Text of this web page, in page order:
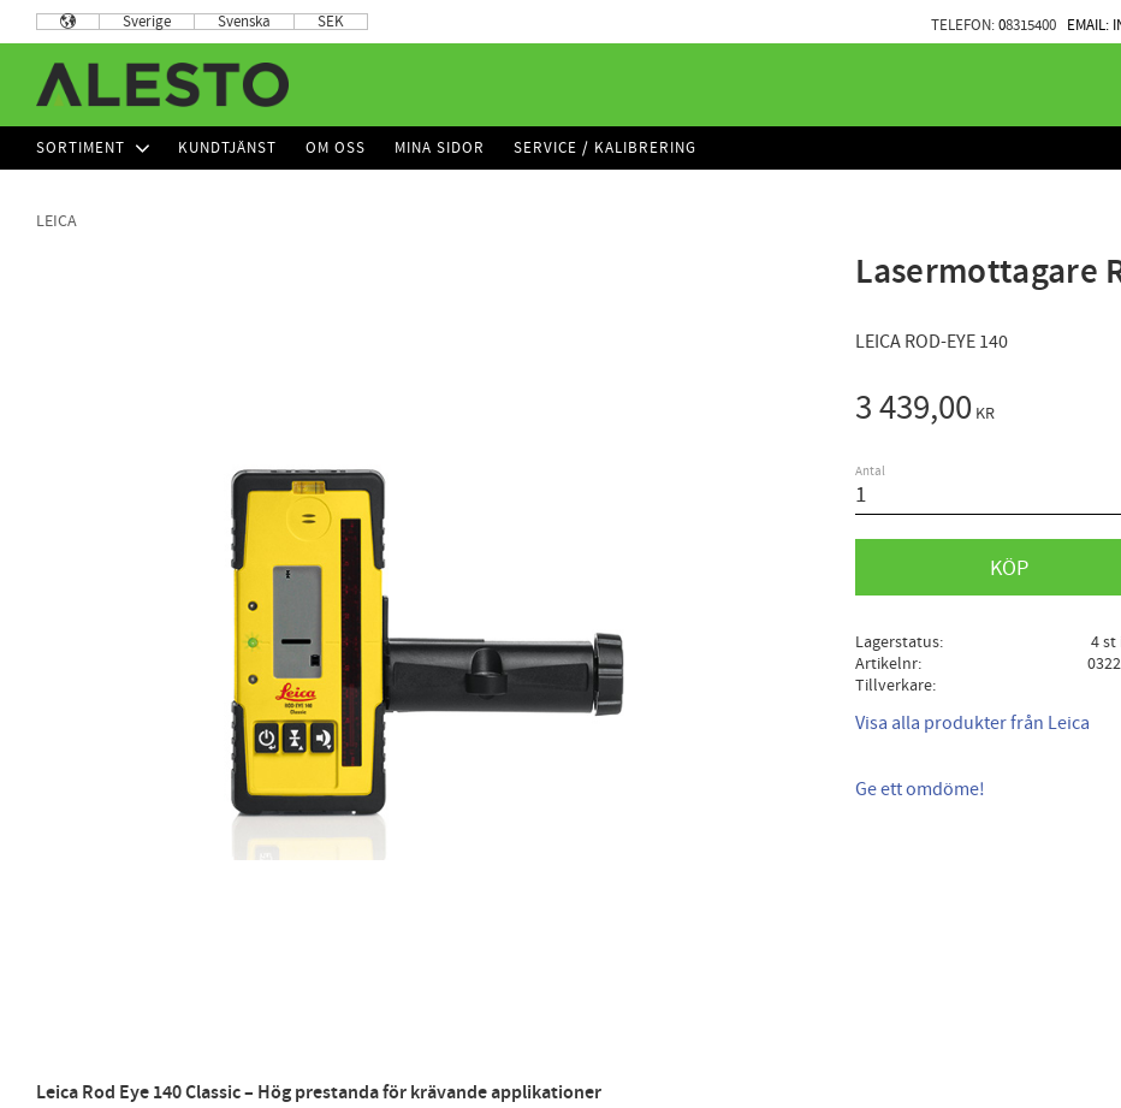
Sverige Svenska SEK TELEFON:08315400 EMAIL:
SORTIMENT KUNDTJÄNST OM OSS MINA SIDOR SERVICE / KALIBRERING
LEICA
Lasermottagare
LEICA ROD-EYE 140
3 439,00KR
Antal
KÖP
Lagerstatus
4 st
Artikelnr
Tillverkare
Visa alla produkter från Leica
Ge ett omdöme!
Leica Rod Eye 140 Classic – Hög prestanda för krävande applikationer